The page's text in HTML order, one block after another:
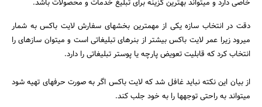
خاصی دارد و می‎تواند بهترین گزینه برای تبلیغ خدمات و محصولات باشد.
دقت در انتخاب سازه یکی از مهم‎ترین بخش‎های سفارش لایت باکس به شمار
می‎رود زیرا عمر لایت باکس بیشتر از بنرهای تبلیغاتی است و می‎توان سازه‎ای را
انتخاب کرد که قابلیت تعویض پارچه یا پوستر تبلیغاتی را دارد.
از بیان این نکته نباید غافل شد که لایت باکس اگر به صورت حرفه‎ای تهیه شود
می‎تواند به راحتی توجه‎ها را به خود جلب کند.